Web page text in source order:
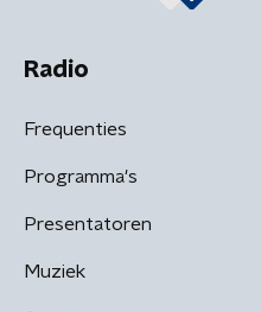
Radio
Frequenties
Programma's
Presentatoren
Muziek